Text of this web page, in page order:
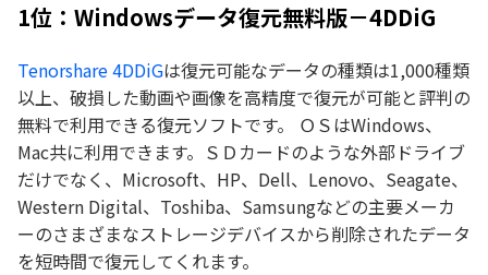
1位：Windowsデータ復元無料版－4DDiG
Tenorshare 4DDiGは復元可能なデータの種類は1,000種類
以上、破損した動画や画像を高精度で復元が可能と評判の
無料で利用できる復元ソフトです。 ＯＳはWindows、
Mac共に利用できます。ＳＤカードのような外部ドライブ
だけでなく、Microsoft、HP、Dell、Lenovo、Seagate、
Western Digital、Toshiba、Samsungなどの主要メーカ
ーのさまざまなストレージデバイスから削除されたデータ
を短時間で復元してくれます。